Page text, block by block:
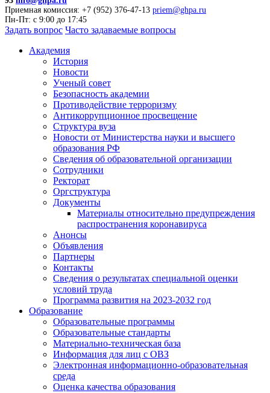
Приемная комиссия: +7 (952) 376-47-13 priem@ghpa.ru
Пн-Пт: с 9:00 до 17:45
Задать вопрос Часто задаваемые вопросы
Академия
История
Новости
Ученый совет
Безопасность академии
Противодействие терроризму
Антикоррупционное просвещение
Структура вуза
Новости от Министерства науки и высшего
образования РФ
Сведения об образовательной организации
Сотрудники
Ректорат
Оргструктура
Документы
Материалы относительно предупреждения
распространения коронавируса
Анонсы
Объявления
Партнеры
Контакты
Сведения о результатах специальной оценки
условий труда
Программа развития на 2023-2032 год
Образование
Образовательные программы
Образовательные стандарты
Материально-техническая база
Информация для лиц с ОВЗ
Электронная информационно-образовательная
среда
Оценка качества образования